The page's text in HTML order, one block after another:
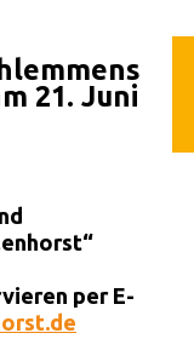
21. Juni
per E-